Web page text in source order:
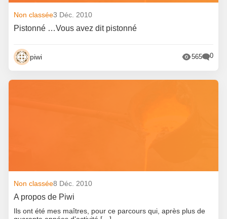
Non classée3 Déc. 2010
Pistonné …Vous avez dit pistonné
piwi 565 0
Non classée8 Déc. 2010
A propos de Piwi
Ils ont été mes maîtres, pour ce parcours qui, après plus de